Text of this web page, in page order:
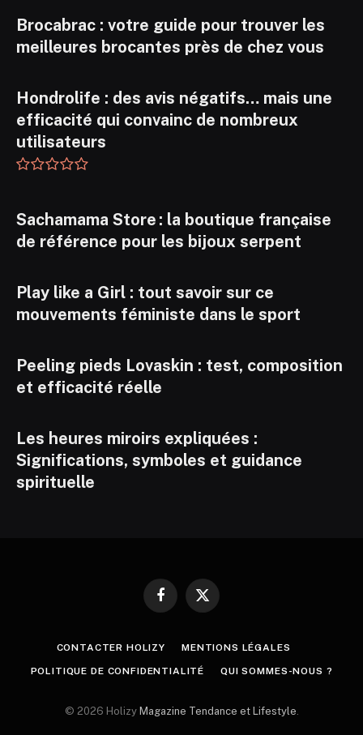
Brocabrac : votre guide pour trouver les
meilleures brocantes près de chez vous
Hondrolife : des avis négatifs… mais une
efficacité qui convainc de nombreux
utilisateurs
Sachamama Store : la boutique française
de référence pour les bijoux serpent
Play like a Girl : tout savoir sur ce
mouvements féministe dans le sport
Peeling pieds Lovaskin : test, composition
et efficacité réelle
Les heures miroirs expliquées :
Significations, symboles et guidance
spirituelle
Facebook
X
CONTACTER HOLIZY MENTIONS LÉGALES
POLITIQUE DE CONFIDENTIALITÉ QUI SOMMES-NOUS ?
© 2026 Holizy Magazine Tendance et Lifestyle.